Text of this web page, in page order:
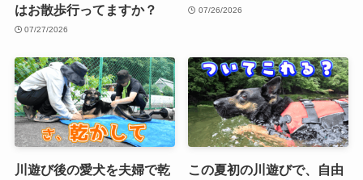
はお散歩行ってますか？
07/27/2026
07/26/2026
川遊び後の愛犬を夫婦で乾
この夏初の川遊びで、自由